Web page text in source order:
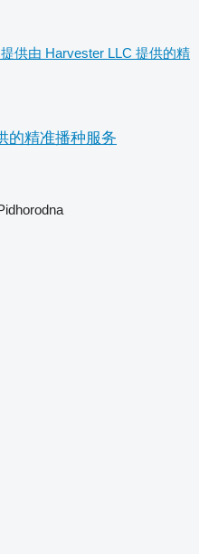
供由 Harvester LLC 提供的精
的精准播种服务